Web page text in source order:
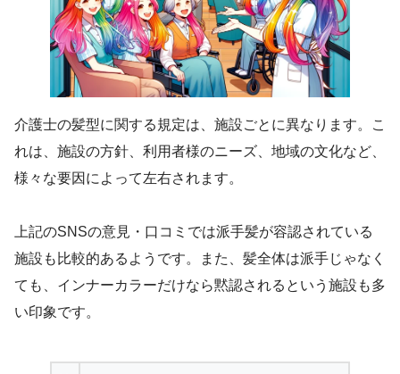
介護士の髪型に関する規定は、施設ごとに異なります。こ
れは、施設の方針、利用者様のニーズ、地域の文化など、
様々な要因によって左右されます。
上記のSNSの意見・口コミでは派手髪が容認されている
施設も比較的あるようです。また、髪全体は派手じゃなく
ても、インナーカラーだけなら黙認されるという施設も多
い印象です。